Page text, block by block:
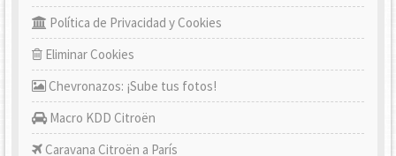
Política de Privacidad y Cookies
Eliminar Cookies
Chevronazos: ¡Sube tus fotos!
Macro KDD Citroën
Caravana Citroën a París